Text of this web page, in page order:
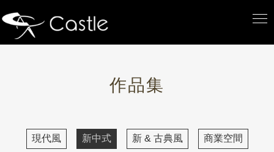
作品集
現代風 新中式 新 & 古典風 商業空間